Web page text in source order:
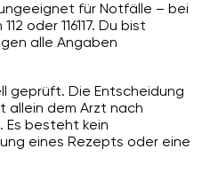
für Notfälle – bei
oder 116117. Du bist
alle Angaben
geprüft. Die Entscheidung
allein dem Arzt nach
Es besteht kein
eines Rezepts oder eine